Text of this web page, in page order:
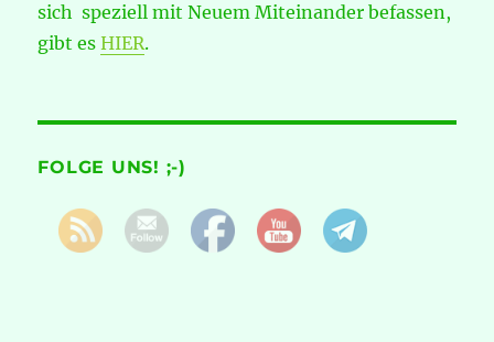
sich speziell mit Neuem Miteinander befassen,
gibt esHIER.
FOLGE UNS! ;-)